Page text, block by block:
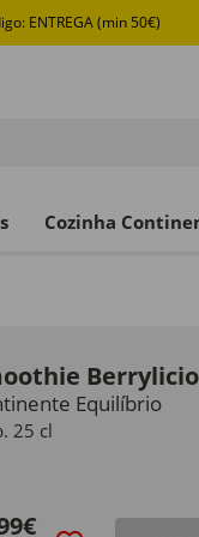
ENTREGA (min 50€)
Cozinha
Equilíbrio
25 cl